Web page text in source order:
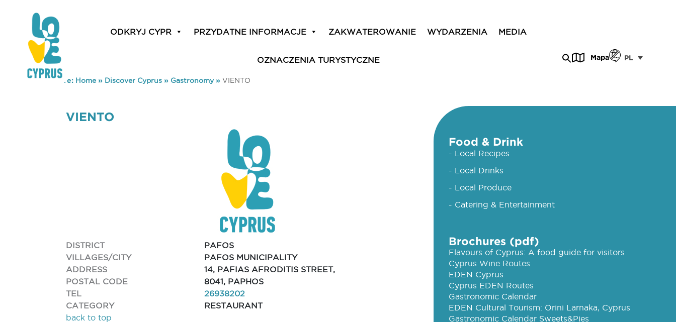
ODKRYJ CYPR PRZYDATNE INFORMACJE ZAKWATEROWANIE WYDARZENIA MEDIA
OZNACZENIA TURYSTYCZNE Mapa PL
You are here: Home» Discover Cyprus » Gastronomy» VIENTO
VIENTO
DISTRICT
PAFOS
VILLAGES/CITY
PAFOS MUNICIPALITY
ADDRESS
14, PAFIAS AFRODITIS STREET,
POSTAL CODE
8041, PAPHOS
TEL
26938202
CATEGORY
RESTAURANT
back to top
Food & Drink
- Local Recipes
- Local Drinks
- Local Produce
- Catering & Entertainment
Brochures (pdf)
Flavours of Cyprus: A food guide for visitors
Cyprus Wine Routes
EDEN Cyprus
Cyprus EDEN Routes
Gastronomic Calendar
EDEN Cultural Tourism: Orini Larnaka, Cyprus
Gastronomic Calendar Sweets&Pies